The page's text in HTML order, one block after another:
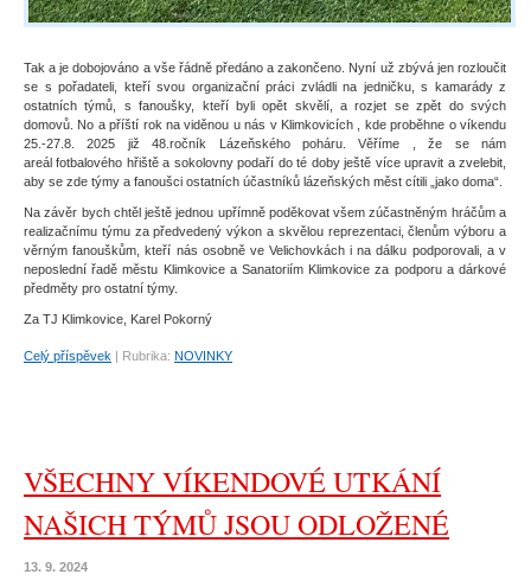
Tak a je dobojováno a vše řádně předáno a zakončeno. Nyní už zbývá jen rozloučit
se s pořadateli, kteří svou organizační práci zvládli na jedničku, s kamarády z
ostatních týmů, s fanoušky, kteří byli opět skvělí, a rozjet se zpět do svých
domovů. No a příští rok na viděnou u nás v Klimkovicích , kde proběhne o víkendu
25.-27.8. 2025 již 48.ročník Lázeňského poháru. Věříme , že se nám
areál fotbalového hřiště a sokolovny podaří do té doby ještě více upravit a zvelebit,
aby se zde týmy a fanoušci ostatních účastníků lázeňských měst cítili „jako doma“.
Na závěr bych chtěl ještě jednou upřímně poděkovat všem zúčastněným hráčům a
realizačnímu týmu za předvedený výkon a skvělou reprezentaci, členům výboru a
věrným fanouškům, kteří nás osobně ve Velichovkách i na dálku podporovali, a v
neposlední řadě městu Klimkovice a Sanatoriím Klimkovice za podporu a dárkové
předměty pro ostatní týmy.
Za TJ Klimkovice, Karel Pokorný
Celý příspěvek Rubrika: NOVINKY
VŠECHNY VÍKENDOVÉ UTKÁNÍ
NAŠICH TÝMŮ JSOU ODLOŽENÉ
13. 9. 2024